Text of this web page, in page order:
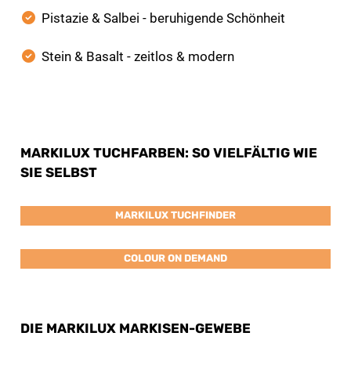
Pistazie & Salbei - beruhigende Schönheit
Stein & Basalt - zeitlos & modern
MARKILUX TUCHFARBEN: SO VIELFÄLTIG WIE
SIE SELBST
MARKILUX TUCHFINDER
COLOUR ON DEMAND
DIE MARKILUX MARKISEN-GEWEBE